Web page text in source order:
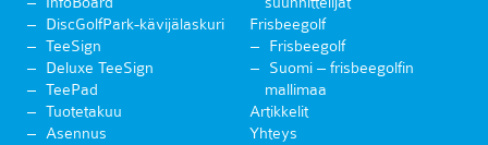
DiscGolfPark-kävijälaskuri
TeeSign
Deluxe TeeSign
TeePad
Tuotetakuu
Asennus
Frisbeegolf
Frisbeegolf
Suomi – frisbeegolfin
mallimaa
Artikkelit
Yhteys